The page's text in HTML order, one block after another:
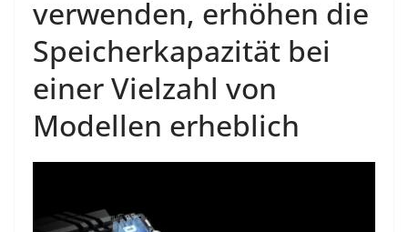
verwenden, erhöhen die
Speicherkapazität bei
einer Vielzahl von
Modellen erheblich